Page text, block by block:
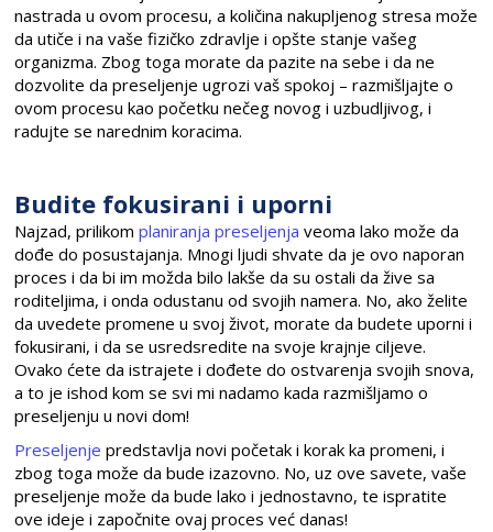
nastrada u ovom procesu, a količina nakupljenog stresa može
da utiče i na vaše fizičko zdravlje i opšte stanje vašeg
organizma. Zbog toga morate da pazite na sebe i da ne
dozvolite da preseljenje ugrozi vaš spokoj – razmišljajte o
ovom procesu kao početku nečeg novog i uzbudljivog, i
radujte se narednim koracima.
Budite fokusirani i uporni
Najzad, prilikomplaniranja preseljenja veoma lako može da
dođe do posustajanja. Mnogi ljudi shvate da je ovo naporan
proces i da bi im možda bilo lakše da su ostali da žive sa
roditeljima, i onda odustanu od svojih namera. No, ako želite
da uvedete promene u svoj život, morate da budete uporni i
fokusirani, i da se usredsredite na svoje krajnje ciljeve.
Ovako ćete da istrajete i dođete do ostvarenja svojih snova,
a to je ishod kom se svi mi nadamo kada razmišljamo o
preseljenju u novi dom!
Preseljenje predstavlja novi početak i korak ka promeni, i
zbog toga može da bude izazovno. No, uz ove savete, vaše
preseljenje može da bude lako i jednostavno, te ispratite
ove ideje i započnite ovaj proces već danas!